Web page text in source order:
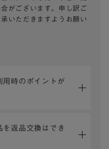
がございます。申し訳ご
いただきますようお願い
時のポイントが
返品交換はでき